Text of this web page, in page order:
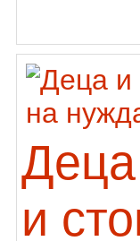
и